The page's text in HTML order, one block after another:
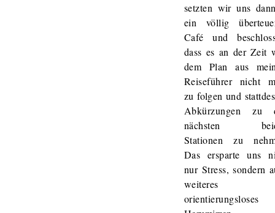
setzten wir uns
ein völlig
Café und
dass es an der Zeit
dem Plan aus
Reiseführer nicht
zu folgen und
Abkürzungen zu
nächsten
Stationen zu
Das ersparte uns
nur Stress, sondern
weiteres
orientierungsloses